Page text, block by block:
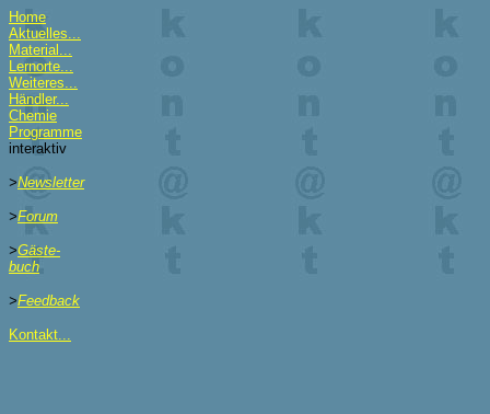
Home
Aktuelles...
Material...
Lernorte...
Weiteres...
Händler...
Chemie
Programme
interaktiv
>Newsletter
>Forum
>Gäste-
buch
>Feedback
Kontakt...